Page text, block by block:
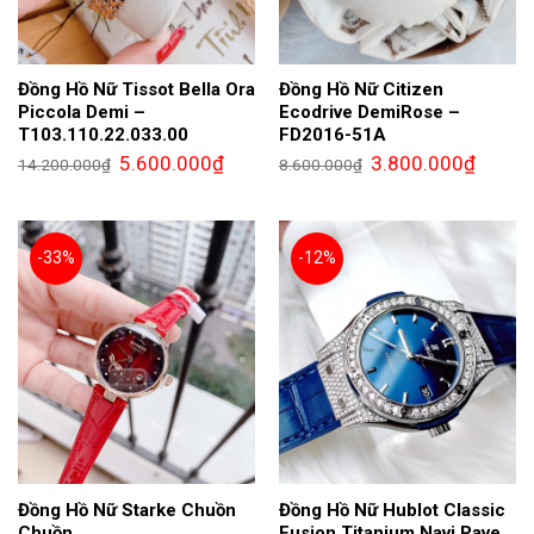
Đồng Hồ Nữ Tissot Bella Ora
Piccola Demi –
T103.110.22.033.00
14.200.000₫ Giá
gốc
5.600.000₫Giá
hiện
5.600.000₫.
Đồng Hồ Nữ Citizen
Ecodrive DemiRose –
FD2016-51A
8.600.000₫ Giá
gốc
3.800.000₫Giá
hiện
-33%
Đồng Hồ Nữ Starke Chuồn
-12%
Đồng Hồ Nữ Hublot Classic